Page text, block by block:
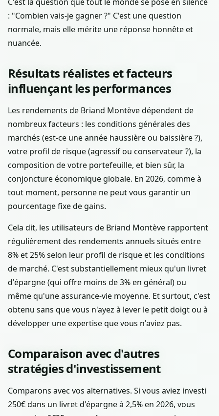
: "Combien vais-je gagner ?" C'est une question
normale, mais elle mérite une réponse honnête et
nuancée.
Résultats réalistes et facteurs
influençant les performances
Les rendements de Briand Montève dépendent de
nombreux facteurs : les conditions générales des
marchés (est-ce une année haussière ou baissière ?),
votre profil de risque (agressif ou conservateur ?), la
composition de votre portefeuille, et bien sûr, la
conjoncture économique globale. En 2026, comme à
tout moment, personne ne peut vous garantir un
pourcentage fixe de gains.
Cela dit, les utilisateurs de Briand Montève rapportent
régulièrement des rendements annuels situés entre
8% et 25% selon leur profil de risque et les conditions
de marché. C'est substantiellement mieux qu'un livret
d'épargne (qui offre moins de 3% en général) ou
même qu'une assurance-vie moyenne. Et surtout, c'est
obtenu sans que vous n'ayez à lever le petit doigt ou à
développer une expertise que vous n'aviez pas.
Comparaison avec d'autres
stratégies d'investissement
Comparons avec vos alternatives. Si vous aviez investi
250€ dans un livret d'épargne à 2,5% en 2026, vous